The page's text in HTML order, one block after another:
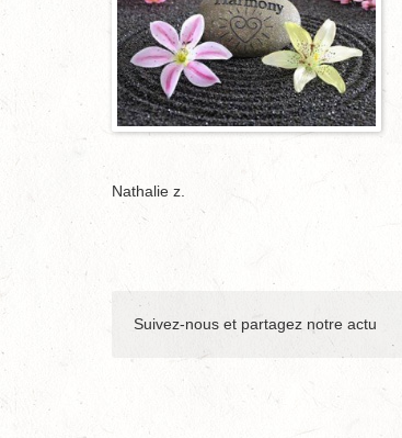
Nathalie z.
Suivez-nous et partagez notre actu